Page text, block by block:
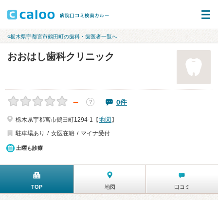
«栃木県宇都宮市鶴田町の歯科・歯医者一覧へ
おおはし歯科クリニック
－ ？ 0件
栃木県宇都宮市鶴田町1294-1【地図 】
駐車場あり
女医在籍 マイナ受付
土曜も診療
TOP 地図 口コミ